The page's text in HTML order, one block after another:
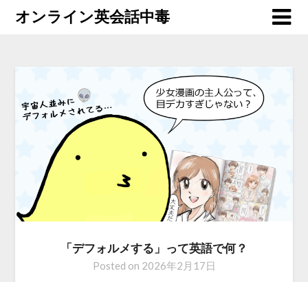
オンライン英会話中毒
「デフォルメする」って英語で何？
Posted on 2026年2月17日